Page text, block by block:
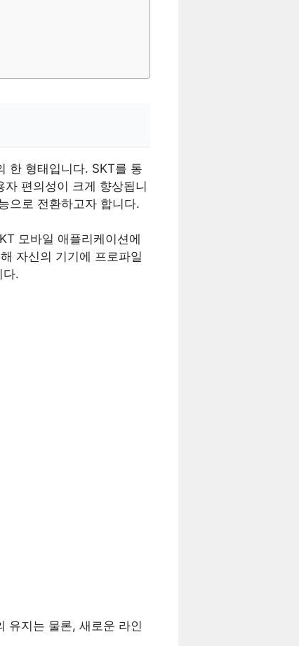
한 형태입니다. SKT를 통
편의성이 크게 향상됩니
으로 전환하고자 합니다.
모바일 애플리케이션에
자신의 기기에 프로파일
다.
유지는 물론, 새로운 라인